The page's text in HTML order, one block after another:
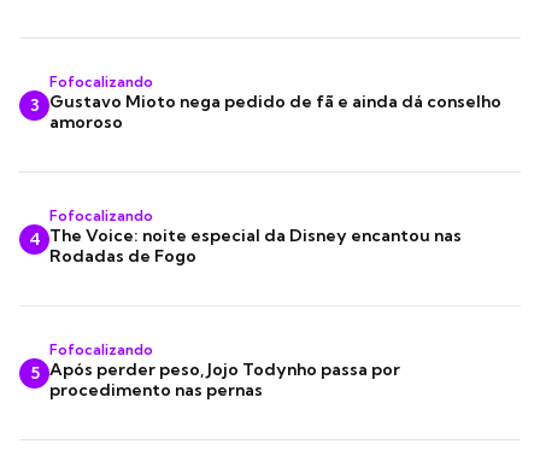
3
Fofocalizando
Gustavo Mioto nega pedido de fã e ainda dá conselho
amoroso
4
Fofocalizando
The Voice: noite especial da Disney encantou nas
Rodadas de Fogo
5
Fofocalizando
Após perder peso, Jojo Todynho passa por
procedimento nas pernas